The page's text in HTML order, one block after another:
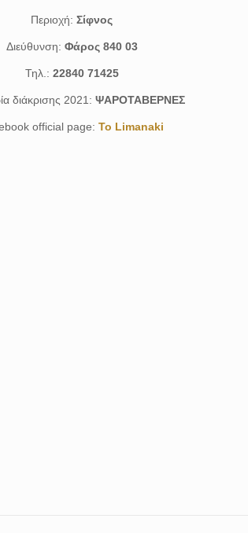
Περιοχή: Σίφνος
Διεύθυνση: Φάρος 840 03
Τηλ.: 22840 71425
διάκρισης 2021: ΨΑΡΟΤΑΒΕΡΝΕΣ
official page: To Limanaki